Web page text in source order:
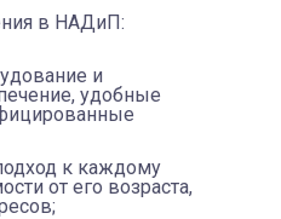
в НАДиП:
и
удобные
к каждому
от его возраста,